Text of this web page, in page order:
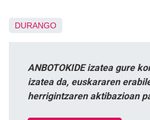
DURANGO
ANBOTOKIDE izatea gure
izatea da, euskararen
herrigintzaren aktibazioan